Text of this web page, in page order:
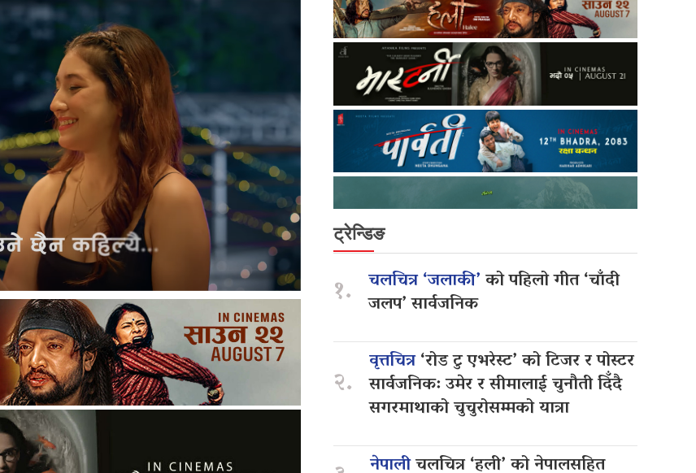
ट्रेन्डिङ
१. चलचित्र ‘जलाकी’को पहिलो गीत ‘चाँदी
जलप’ सार्वजनिक
२.
वृत्तचित्र‘रोड टु एभरेस्ट’ को टिजर र पोस्टर
सार्वजनिक: उमेर र सीमालाई चुनौती दिँदै
सगरमाथाको चुचुरोसम्मको यात्रा
नेपालीचलचित्र ‘हली’ को नेपालसहित